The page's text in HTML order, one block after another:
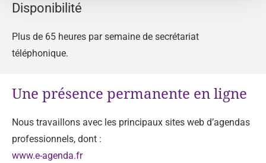
Disponibilité
Plus de 65 heures par semaine de secrétariat
téléphonique.
Une présence permanente en ligne
Nous travaillons avec les principaux sites web d’agendas
professionnels, dont :
www.e-agenda.fr